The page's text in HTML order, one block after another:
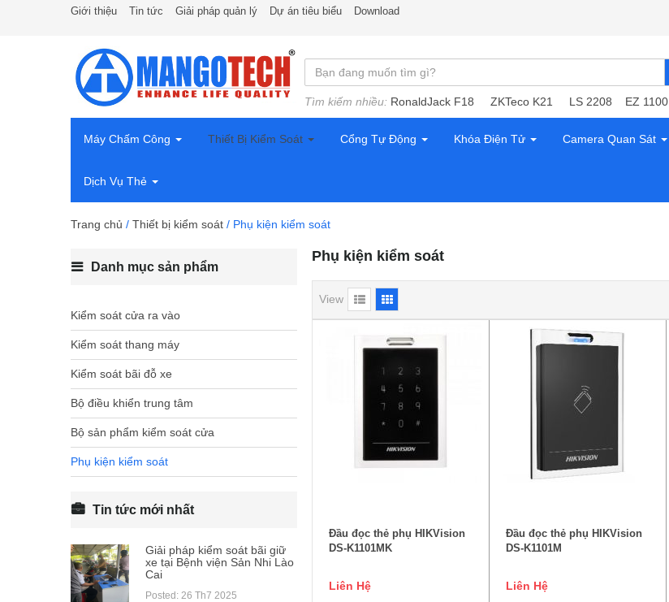
Giới thiệu Tin tức Giải pháp quản lý Dự án tiêu biểu Download
Tìm kiếm nhiều: RonaldJack F18 ZKTeco K21 LS 2208 EZ 1100
Máy Chấm Công Thiết Bị Kiểm Soát Cổng Tự Động Khóa Điện Tử Camera Quan Sát
Dịch Vụ Thẻ
Trang chủ / Thiết bị kiểm soát / Phụ kiện kiểm soát
Phụ kiện kiểm soát
View
Đầu đọc thẻ phụ HIKVision
DS-K1101MK
Liên Hệ
Đầu đọc thẻ phụ HIKVision
DS-K1101M
Liên Hệ
Danh mục sản phẩm
Kiểm soát cửa ra vào
Kiểm soát thang máy
Kiểm soát bãi đỗ xe
Bộ điều khiển trung tâm
Bộ sản phẩm kiểm soát cửa
Phụ kiện kiểm soát
Tin tức mới nhất
Giải pháp kiểm soát bãi giữ
xe tại Bệnh viện Sản Nhi Lào
Cai
Posted: 26 Th7 2025